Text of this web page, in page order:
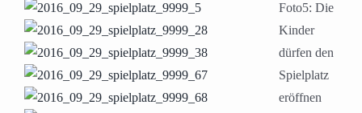
Foto5: Die
Kinder
dürfen den
Spielplatz
eröffnen